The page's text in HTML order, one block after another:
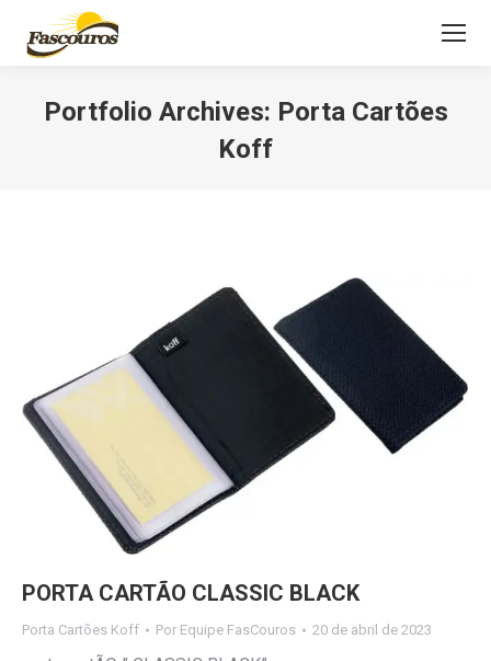
Portfolio Archives: Porta Cartões
Koff
PORTA CARTÃO CLASSIC BLACK
Porta Cartões Koff Por Equipe FasCouros 20 de abril de 2023